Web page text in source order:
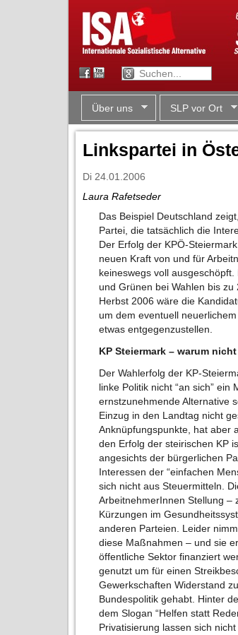
Über uns SLP vor Ort
Linkspartei in
Di 24.01.2006
Laura Rafetseder
Das Beispiel Deutschland
Partei, die tatsächlich die
Der Erfolg der KPÖ-
neuen Kraft von und für
keineswegs voll
und Grünen bei Wahlen bis
Herbst 2006 wäre die
um dem eventuell
etwas entgegenzustellen.
KP Steiermark – warum
Der Wahlerfolg der KP-
linke Politik nicht “an sich”
ernstzunehmende Alternative
Einzug in den Landtag nicht
Anknüpfungspunkte, hat aber
den Erfolg der steirischen KP
angesichts der bürgerlichen
Interessen der “einfachen
sich nicht aus Steuermitteln.
ArbeitnehmerInnen Stellung –
Kürzungen im
anderen Parteien. Leider
diese Maßnahmen – und sie
öffentliche Sektor finanziert
genutzt um für einen
Gewerkschaften Widerstand
Bundespolitik gehabt. Hinter
dem Slogan “Helfen statt
Privatisierung lassen sich